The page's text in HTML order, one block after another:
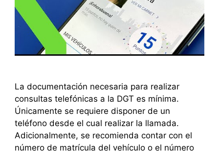
La documentación necesaria para realizar
consultas telefónicas a la DGT es mínima.
Únicamente se requiere disponer de un
teléfono desde el cual realizar la llamada.
Adicionalmente, se recomienda contar con el
número de matrícula del vehículo o el número